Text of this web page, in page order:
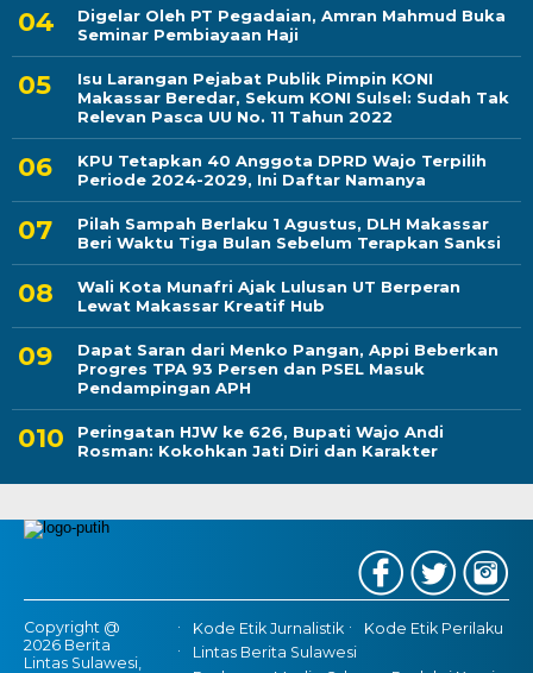
Digelar Oleh PT Pegadaian, Amran Mahmud Buka
Seminar Pembiayaan Haji
Isu Larangan Pejabat Publik Pimpin KONI
Makassar Beredar, Sekum KONI Sulsel: Sudah Tak
Relevan Pasca UU No. 11 Tahun 2022
KPU Tetapkan 40 Anggota DPRD Wajo Terpilih
Periode 2024-2029, Ini Daftar Namanya
Pilah Sampah Berlaku 1 Agustus, DLH Makassar
Beri Waktu Tiga Bulan Sebelum Terapkan Sanksi
Wali Kota Munafri Ajak Lulusan UT Berperan
Lewat Makassar Kreatif Hub
Dapat Saran dari Menko Pangan, Appi Beberkan
Progres TPA 93 Persen dan PSEL Masuk
Pendampingan APH
Peringatan HJW ke 626, Bupati Wajo Andi
Rosman: Kokohkan Jati Diri dan Karakter
Copyright @
2026 Berita
Lintas Sulawesi,
Kode Etik Jurnalistik
Kode Etik Perilaku
Lintas Berita Sulawesi